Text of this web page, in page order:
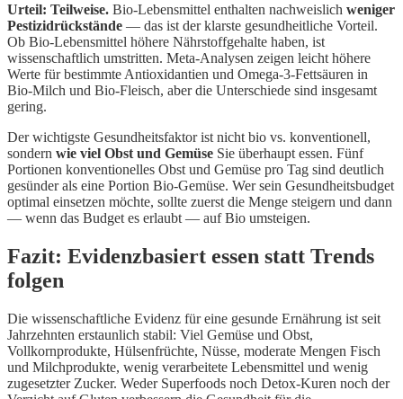
Urteil: Teilweise. Bio-Lebensmittel enthalten nachweislich weniger
Pestizidrückstände — das ist der klarste gesundheitliche Vorteil.
Ob Bio-Lebensmittel höhere Nährstoffgehalte haben, ist
wissenschaftlich umstritten. Meta-Analysen zeigen leicht höhere
Werte für bestimmte Antioxidantien und Omega-3-Fettsäuren in
Bio-Milch und Bio-Fleisch, aber die Unterschiede sind insgesamt
gering.
Der wichtigste Gesundheitsfaktor ist nicht bio vs. konventionell,
sondern wie viel Obst und Gemüse Sie überhaupt essen. Fünf
Portionen konventionelles Obst und Gemüse pro Tag sind deutlich
gesünder als eine Portion Bio-Gemüse. Wer sein Gesundheitsbudget
optimal einsetzen möchte, sollte zuerst die Menge steigern und dann
— wenn das Budget es erlaubt — auf Bio umsteigen.
Fazit: Evidenzbasiert essen statt Trends
folgen
Die wissenschaftliche Evidenz für eine gesunde Ernährung ist seit
Jahrzehnten erstaunlich stabil: Viel Gemüse und Obst,
Vollkornprodukte, Hülsenfrüchte, Nüsse, moderate Mengen Fisch
und Milchprodukte, wenig verarbeitete Lebensmittel und wenig
zugesetzter Zucker. Weder Superfoods noch Detox-Kuren noch der